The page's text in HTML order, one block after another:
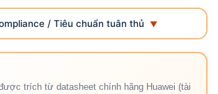
/ Tiêu chuẩn tuân thủ
trích từ datasheet chính hãng Huawei (tài